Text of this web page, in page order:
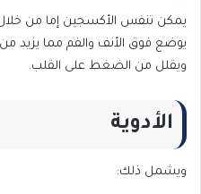
يمكن تنفس الأكسجين إما من
يوضع فوق الأنف والفم مما يزيد
ويقلل من الضغط على القلب.
الأدوية
ويشمل ذلك: